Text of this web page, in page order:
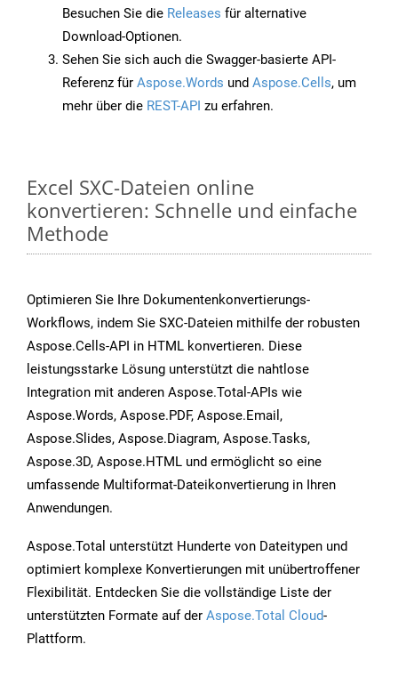
Besuchen Sie die Releases für alternative
Download-Optionen.
Sehen Sie sich auch die Swagger-basierte API-
Referenz für Aspose.Words und Aspose.Cells, um
mehr über die REST-API zu erfahren.
Excel SXC-Dateien online
konvertieren: Schnelle und einfache
Methode
Optimieren Sie Ihre Dokumentenkonvertierungs-
Workflows, indem Sie SXC-Dateien mithilfe der robusten
Aspose.Cells-API in HTML konvertieren. Diese
leistungsstarke Lösung unterstützt die nahtlose
Integration mit anderen Aspose.Total-APIs wie
Aspose.Words, Aspose.PDF, Aspose.Email,
Aspose.Slides, Aspose.Diagram, Aspose.Tasks,
Aspose.3D, Aspose.HTML und ermöglicht so eine
umfassende Multiformat-Dateikonvertierung in Ihren
Anwendungen.
Aspose.Total unterstützt Hunderte von Dateitypen und
optimiert komplexe Konvertierungen mit unübertroffener
Flexibilität. Entdecken Sie die vollständige Liste der
unterstützten Formate auf der Aspose.Total Cloud-
Plattform.